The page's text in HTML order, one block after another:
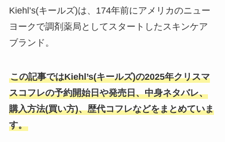
Kiehl’s(キールズ)は、174年前にアメリカのニュー
ヨークで調剤薬局としてスタートしたスキンケア
ブランド。
この記事ではKiehl’s(キールズ)の2025年クリスマ
スコフレの予約開始日や発売日、中身ネタバレ、
購入方法(買い方)、歴代コフレなどをまとめていま
す。